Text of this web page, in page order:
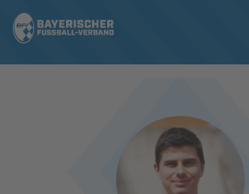
ERGEBNISSE & WETTBEWERBE